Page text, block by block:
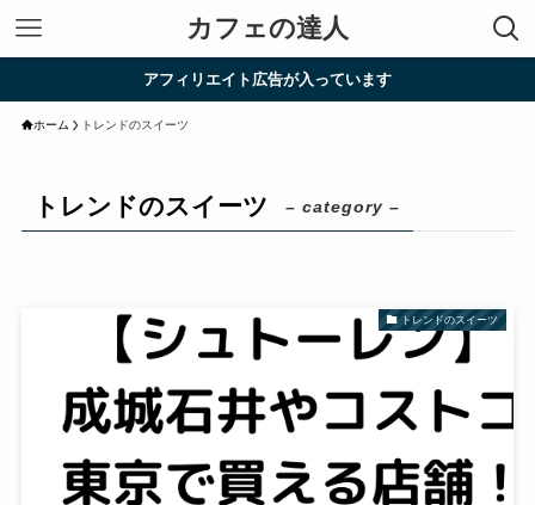
カフェの達人
アフィリエイト広告が入っています
ホーム トレンドのスイーツ
トレンドのスイーツ – category –
トレンドのスイーツ